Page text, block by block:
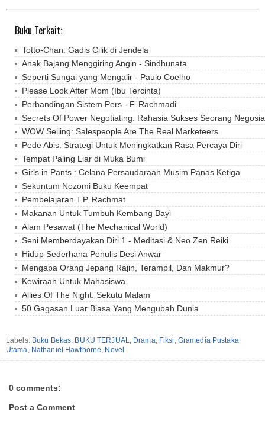
Buku Terkait:
Totto-Chan: Gadis Cilik di Jendela
Anak Bajang Menggiring Angin - Sindhunata
Seperti Sungai yang Mengalir - Paulo Coelho
Please Look After Mom (Ibu Tercinta)
Perbandingan Sistem Pers - F. Rachmadi
Secrets Of Power Negotiating: Rahasia Sukses Seorang
WOW Selling: Salespeople Are The Real Marketeers
Pede Abis: Strategi Untuk Meningkatkan Rasa Percaya Diri
Tempat Paling Liar di Muka Bumi
Girls in Pants : Celana Persaudaraan Musim Panas Ketiga
Sekuntum Nozomi Buku Keempat
Pembelajaran T.P. Rachmat
Makanan Untuk Tumbuh Kembang Bayi
Alam Pesawat (The Mechanical World)
Seni Memberdayakan Diri 1 - Meditasi & Neo Zen Reiki
Hidup Sederhana Penulis Desi Anwar
Mengapa Orang Jepang Rajin, Terampil, Dan Makmur?
Kewiraan Untuk Mahasiswa
Allies Of The Night: Sekutu Malam
50 Gagasan Luar Biasa Yang Mengubah Dunia
Labels: Buku Bekas, BUKU TERJUAL, Drama, Fiksi , Gramedia Pustaka
Utama, Nathaniel Hawthorne, Novel
0 comments:
Post a Comment